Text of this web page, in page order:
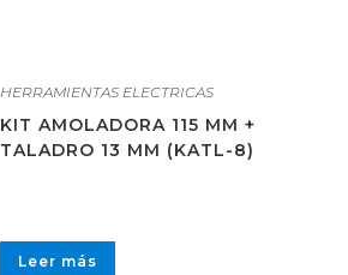
HERRAMIENTAS ELECTRICAS
KIT AMOLADORA 115 MM +
TALADRO 13 MM (KATL-8)
Leer más